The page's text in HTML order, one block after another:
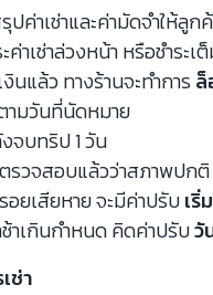
ปค่าเช่าและค่ามัดจำให้ลู
ค่าเช่าล่วงหน้า หรือชำระ
งินแล้ว ทางร้านจะทำการ
ามวันที่นัดหมาย
จบทริป 1 วัน
รวจสอบแล้วว่าสภาพปก
อยเสียหาย จะมีค่าปรับเ
าเกินกำหนด คิดค่าปรับวั
ช่า